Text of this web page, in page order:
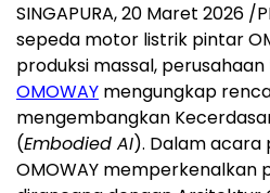
SINGAPURA, 20 Maret 2026
sepeda motor listrik pintar
produksi massal,
OMOWAY mengungkap
mengembangkan
(Embodied AI). Dalam
OMOWAY memperkenalkan